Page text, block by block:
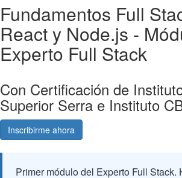
Fundamentos Full
React y Node.js -
Experto Full Stack
Con Certificación de
Superior Serra e Instituto
Inscribirme ahora
Primer módulo del Experto Full Stack.